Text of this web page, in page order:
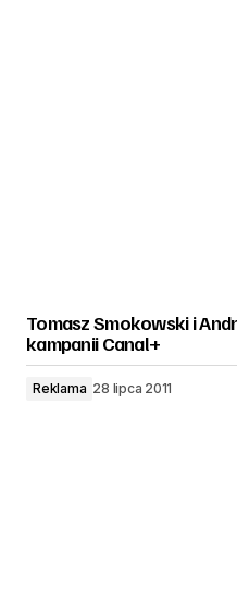
Tomasz Smokowski i
kampanii Canal+
Reklama 28 lipca 2011